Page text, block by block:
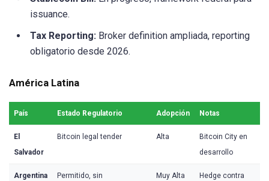
issuance.
Tax Reporting: Broker definition ampliada, reporting
obligatorio desde 2026.
América Latina
País Estado Regulatorio Adopción Notas
El
Salvador
Bitcoin legal tender Alta
Bitcoin City en
desarrollo
Argentina
Permitido, sin
Muy Alta
Hedge contra